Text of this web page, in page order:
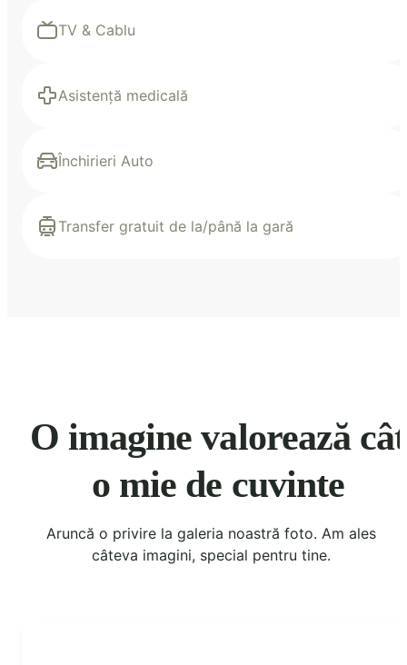
TV & Cablu
Asistență medicală
Închirieri Auto
Transfer gratuit de la/până la gară
O imagine valorează cât
o mie de cuvinte
Aruncă o privire la galeria noastră foto. Am ales
câteva imagini, special pentru tine.